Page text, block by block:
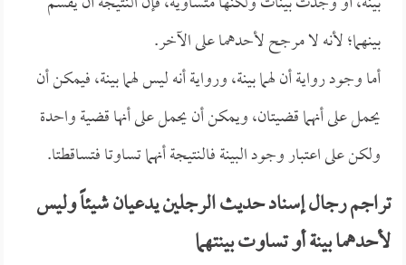
بينهما؛ لأنه لا مرجح لأحدهما على الآخر.
أما وجود رواية أن لهما بينة، ورواية أنه ليس لهما بينة، فيمكن أن
يحمل على أنهما قضيتان، ويمكن أن يحمل على أنها قضية واحدة
ولكن على اعتبار وجود البينة فالنتيجة أنهما تساوتا فتساقطتا.
تراجم رجال إسناد حديث الرجلين يدعيان شيئاً وليس
لأحدهما بينة أو تساوت بينتهما